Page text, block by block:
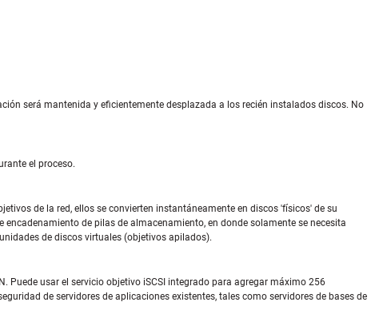
será mantenida y eficientemente desplazada a los recién instalados discos. No
el proceso.
de la red, ellos se convierten instantáneamente en discos 'físicos' de su
de pilas de almacenamiento, en donde solamente se necesita
de discos virtuales (objetivos apilados).
Puede usar el servicio objetivo iSCSI integrado para agregar máximo 256
de servidores de aplicaciones existentes, tales como servidores de bases de